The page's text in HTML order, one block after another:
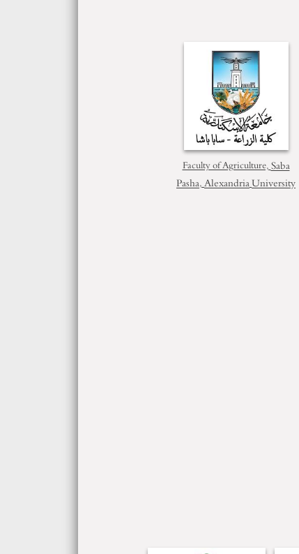
Faculty of Agriculture,Saba
Pasha,AlexandriaUniversity